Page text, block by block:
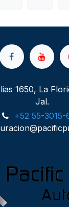
1650, La
Jal.
+52 55-3015-